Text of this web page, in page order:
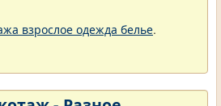
взрослое одежда белье.